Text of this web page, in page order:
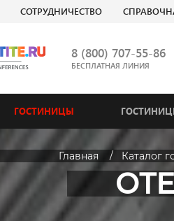
СОТРУДНИЧЕСТВО
8 (800) 707-55-86
БЕСПЛАТНАЯ ЛИНИЯ
ГОСТИНИЦЫ
Главная Каталог